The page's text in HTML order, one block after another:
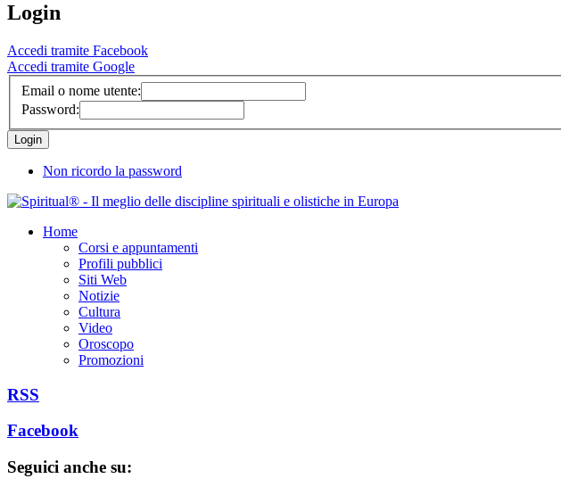
Login
Accedi tramite Facebook
Accedi tramite Google
Email o nome utente:
Password:
Non ricordo la password
Home
Corsi e appuntamenti
Profili pubblici
Siti Web
Notizie
Cultura
Video
Oroscopo
Promozioni
RSS
Facebook
Seguici anche su: